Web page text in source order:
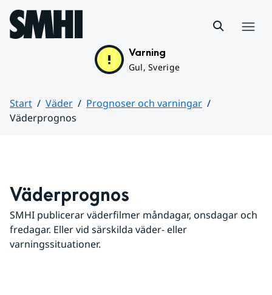
Hoppa till sidans innehåll
Varning
Gul, Sverige
Start Väder
Prognoser och varningar
Väderprognos
Väderprognos
SMHI publicerar väderfilmer måndagar, onsdagar och
fredagar. Eller vid särskilda väder- eller
varningssituationer.